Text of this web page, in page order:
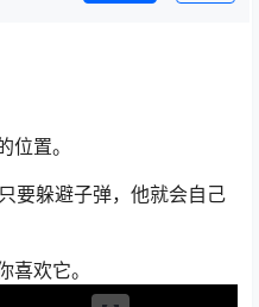
置。
要躲避子弹，他就会自己
欢它。